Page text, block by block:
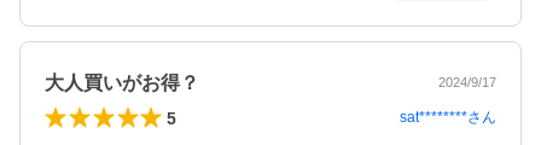
大人買いがお得？ 2024/9/17
5 sat********さん